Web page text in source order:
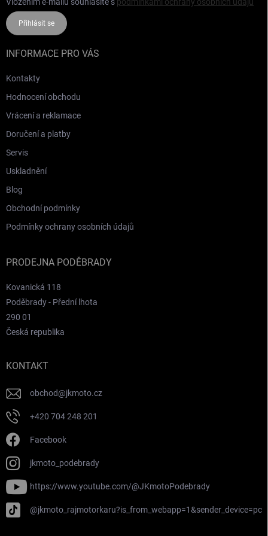
Vložením e-mailu souhlasíte s podmínkami ochrany osobních údajů
Přihlásit se
INFORMACE PRO VÁS
Kontakty
Hodnocení obchodu
Vrácení a reklamace
Doručení a platby
Servis
Uskladnění
Blog
Obchodní podmínky
Podmínky ochrany osobních údajů
PRODEJNA PODĚBRADY
Kovanická 118
Poděbrady - Přední lhota
290 01
Česká republika
KONTAKT
obchod@jkmoto.cz
+420 704 248 201
Facebook
jkmoto_podebrady
https://www.youtube.com/@JKmotoPodebrady
@jkmoto_rajmotorkaru?is_from_webapp=1&sender_device=pc